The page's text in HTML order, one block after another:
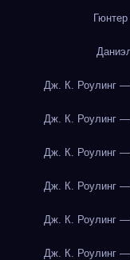
Дж. К. Роулинг —
Дж. К. Роулинг —
Дж. К. Роулинг —
Дж. К. Роулинг —
Дж. К. Роулинг —
Дж. К. Роулинг —